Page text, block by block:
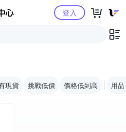
Yahoo購物中心登入
現貨 挑戰低價 價格低到高 用品